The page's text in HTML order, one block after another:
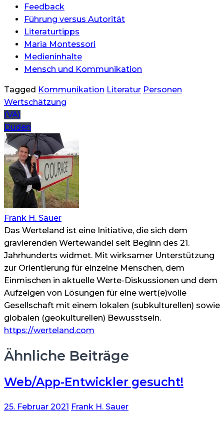
Feedback
Führung versus Autorität
Literaturtipps
Maria Montessori
Medieninhalte
Mensch und Kommunikation
Tagged Kommunikation Literatur Personen
Wertschätzung
Beitragsnavigation
(VA)
Duden
Frank H. Sauer
Das Werteland ist eine Initiative, die sich dem
gravierenden Wertewandel seit Beginn des 21.
Jahrhunderts widmet. Mit wirksamer Unterstützung
zur Orientierung für einzelne Menschen, dem
Einmischen in aktuelle Werte-Diskussionen und dem
Aufzeigen von Lösungen für eine wert(e)volle
Gesellschaft mit einem lokalen (subkulturellen) sowie
globalen (geokulturellen) Bewusstsein.
https://werteland.com
Ähnliche Beiträge
Web/App-Entwickler gesucht!
25. Februar 2021 Frank H. Sauer